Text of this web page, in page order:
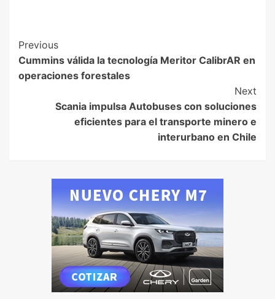
Previous
Cummins válida la tecnología Meritor CalibrAR en
operaciones forestales
Next
Scania impulsa Autobuses con soluciones
eficientes para el transporte minero e
interurbano en Chile